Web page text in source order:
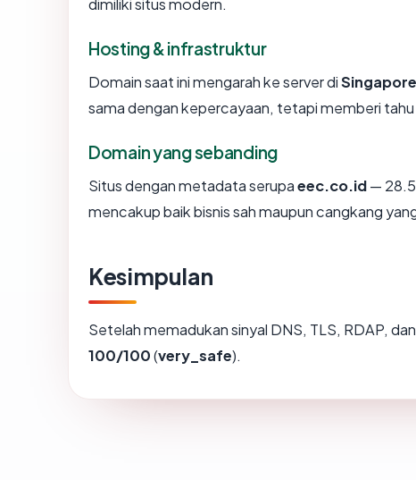
dimiliki situs modern.
Hosting & infrastruktur
Domain saat ini mengarah ke server diSingapore
sama dengan kepercayaan, tetapi memberi
Domain yang sebanding
Situs dengan metadata serupaeec.co.id— 28.5
mencakup baik bisnis sah maupun cangkang
Kesimpulan
Setelah memadukan sinyal DNS, TLS, RDAP,
100/100(very_safe).